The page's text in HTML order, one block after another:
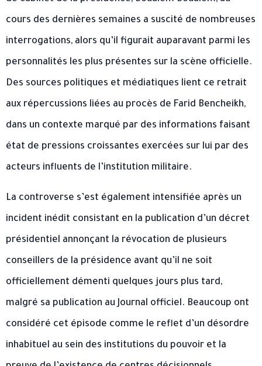
cours des dernières semaines a suscité de nombreuses
interrogations, alors qu’il figurait auparavant parmi les
personnalités les plus présentes sur la scène officielle.
Des sources politiques et médiatiques lient ce retrait
aux répercussions liées au procès de Farid Bencheikh,
dans un contexte marqué par des informations faisant
état de pressions croissantes exercées sur lui par des
acteurs influents de l’institution militaire.
La controverse s’est également intensifiée après un
incident inédit consistant en la publication d’un décret
présidentiel annonçant la révocation de plusieurs
conseillers de la présidence avant qu’il ne soit
officiellement démenti quelques jours plus tard,
malgré sa publication au Journal officiel. Beaucoup ont
considéré cet épisode comme le reflet d’un désordre
inhabituel au sein des institutions du pouvoir et la